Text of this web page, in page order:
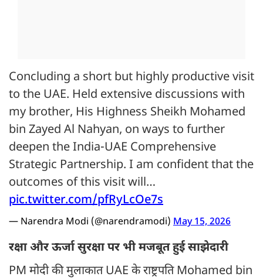
Concluding a short but highly productive visit
to the UAE. Held extensive discussions with
my brother, His Highness Sheikh Mohamed
bin Zayed Al Nahyan, on ways to further
deepen the India-UAE Comprehensive
Strategic Partnership. I am confident that the
outcomes of this visit will…
pic.twitter.com/pfRyLcOe7s
— Narendra Modi (@narendramodi) May 15, 2026
रक्षा और ऊर्जा सुरक्षा पर भी मजबूत हुई साझेदारी
PM मोदी की मुलाकात UAE के राष्ट्रपति Mohamed bin